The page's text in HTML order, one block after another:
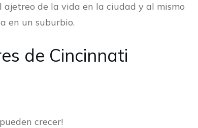
de la vida en la ciudad y al mismo
en un suburbio.
de Cincinnati
crecer!